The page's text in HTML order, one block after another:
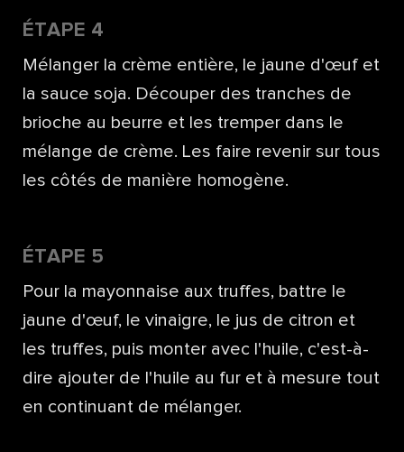
ÉTAPE 4
Mélanger la crème entière, le jaune d'œuf et
la sauce soja. Découper des tranches de
brioche au beurre et les tremper dans le
mélange de crème. Les faire revenir sur tous
les côtés de manière homogène.
ÉTAPE 5
Pour la mayonnaise aux truffes, battre le
jaune d'œuf, le vinaigre, le jus de citron et
les truffes, puis monter avec l'huile, c'est-à-
dire ajouter de l'huile au fur et à mesure tout
en continuant de mélanger.